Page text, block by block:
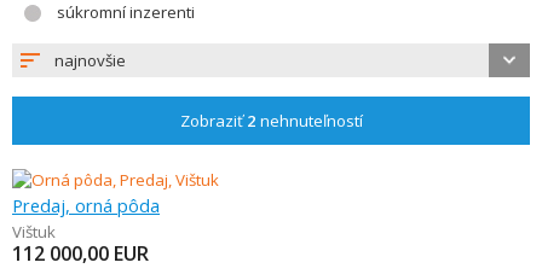
súkromní inzerenti
najnovšie
Zobraziť2 nehnuteľností
Predaj, orná pôda
Vištuk
112 000,00 EUR